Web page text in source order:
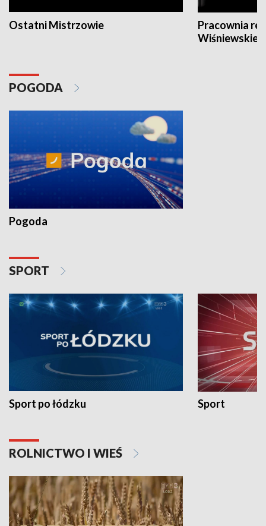
Ostatni Mistrzowie
Pracownia
POGODA
Pogoda
SPORT
Sport po łódzku Sport
ROLNICTWO I WIEŚ